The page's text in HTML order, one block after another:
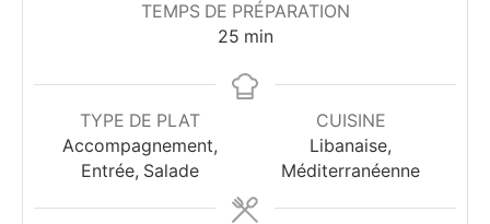
TEMPS DE PRÉPARATION
25minutes
min
TYPE DE PLAT
Accompagnement,
Entrée, Salade
CUISINE
Libanaise,
Méditerranéenne